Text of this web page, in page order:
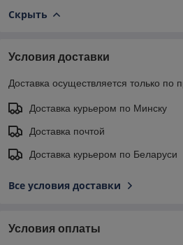
Скрыть
Условия доставки
Доставка осуществляется только по
Доставка курьером по Минску
Доставка почтой
Доставка курьером по Беларуси
Все условия доставки
Условия оплаты